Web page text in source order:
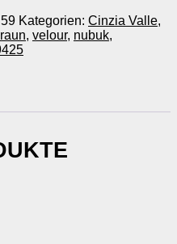
Kategorien: Cinzia Valle,
, velour, nubuk,